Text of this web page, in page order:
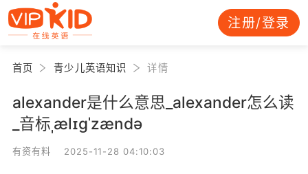
注册/登录
首页 青少儿英语知识 详情
alexander是什么意思_alexander怎么读
_音标ˌælɪgˈzændə
有资有料 2025-11-28 04:10:03